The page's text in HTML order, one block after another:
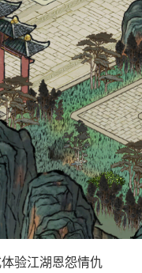
验江湖恩怨情仇